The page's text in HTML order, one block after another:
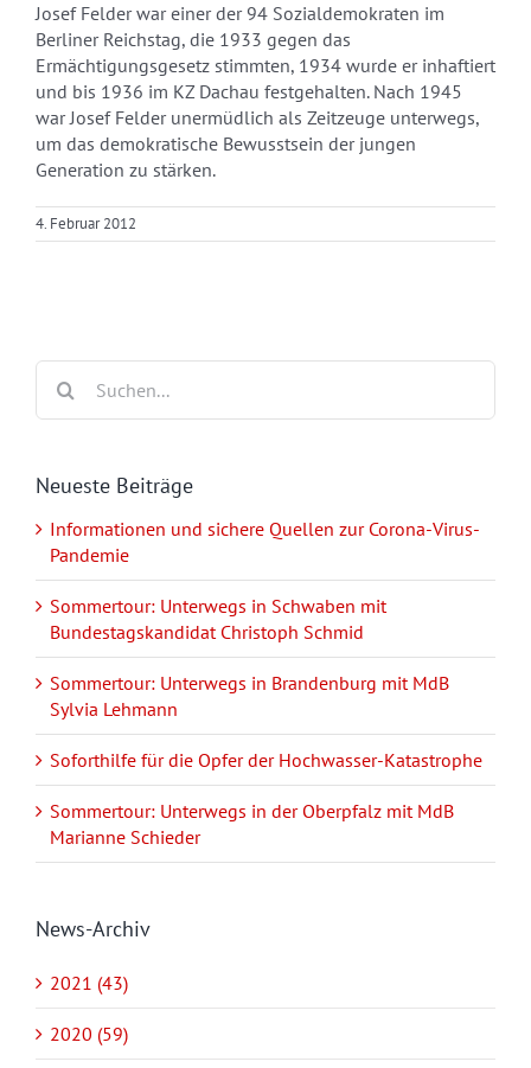
Josef Felder war einer der 94 Sozialdemokraten im
Berliner Reichstag, die 1933 gegen das
Ermächtigungsgesetz stimmten, 1934 wurde er inhaftiert
und bis 1936 im KZ Dachau festgehalten. Nach 1945
war Josef Felder unermüdlich als Zeitzeuge unterwegs,
um das demokratische Bewusstsein der jungen
Generation zu stärken.
4. Februar 2012
nach:
Neueste Beiträge
Informationen und sichere Quellen zur Corona-Virus-
Pandemie
Sommertour: Unterwegs in Schwaben mit
Bundestagskandidat Christoph Schmid
Sommertour: Unterwegs in Brandenburg mit MdB
Sylvia Lehmann
Soforthilfe für die Opfer der Hochwasser-Katastrophe
Sommertour: Unterwegs in der Oberpfalz mit MdB
Marianne Schieder
News-Archiv
2021 (43)
2020 (59)